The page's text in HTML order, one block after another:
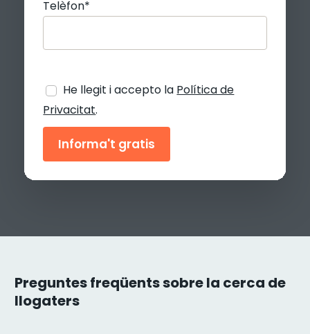
Preguntes freqüents sobre la cerca de
llogaters
Telèfon*
He llegit i accepto la Política de
Privacitat.